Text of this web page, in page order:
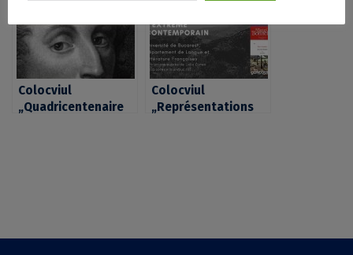
y metáforas” – apel
la candidaturi
Colocviul
„Quadricentenaire
Colocviul
„Représentations